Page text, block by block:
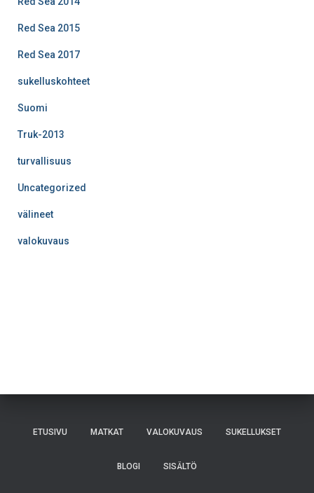
Red Sea 2015
Red Sea 2017
sukelluskohteet
Suomi
Truk-2013
turvallisuus
Uncategorized
välineet
valokuvaus
ETUSIVU MATKAT VALOKUVAUS SUKELLUKSET
BLOGI SISÄLTÖ